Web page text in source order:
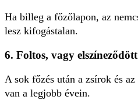
Ha billeg a főzőlapon, az
lesz kifogástalan.
6. Foltos, vagy
A sok főzés után a zsírok és
van a legjobb évein.